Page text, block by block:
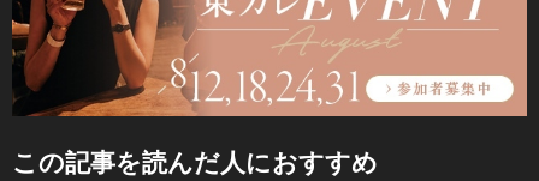
この記事を読んだ人におすすめ